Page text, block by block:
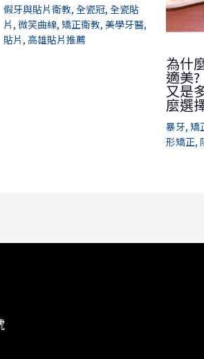
假牙與貼片衛教, 全瓷冠, 全瓷貼
片 , 微笑曲線, 矯正衛教, 美學牙醫,
貼片 , 高雄貼片推薦
為什
適美
又是
麼選
暴牙, 矯
形矯正,